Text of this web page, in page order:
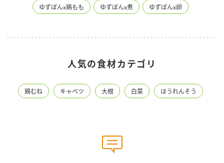
ゆずぽんx鶏もも ゆずぽんx煮 ゆずぽんx卵
人気の食材カテゴリ
鶏むね キャベツ 大根 白菜 ほうれんそう